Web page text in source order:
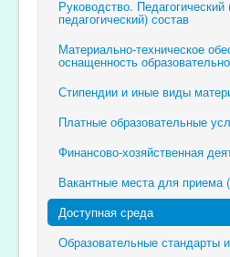
Руководство. Педагогический
педагогический) состав
Материально-техническое
оснащенность
Стипендии и иные виды
Платные образовательные
Финансово-хозяйственная
Вакантные места для приема
Доступная среда
Образовательные стандарты